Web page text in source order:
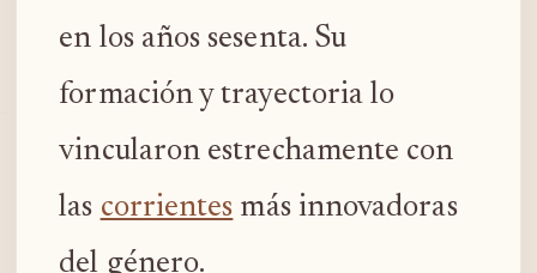
en los años sesenta. Su
formación y trayectoria lo
vincularon estrechamente con
las corrientes más innovadoras
del género.